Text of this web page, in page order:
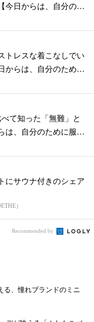
今日からは、自分のた
トレスな着こなしでい
からは、自分のために
て知った「無難」と
は、自分のために服を
にサウナ付きのシェア
）
Recommended by
る、憧れブランドのミニ